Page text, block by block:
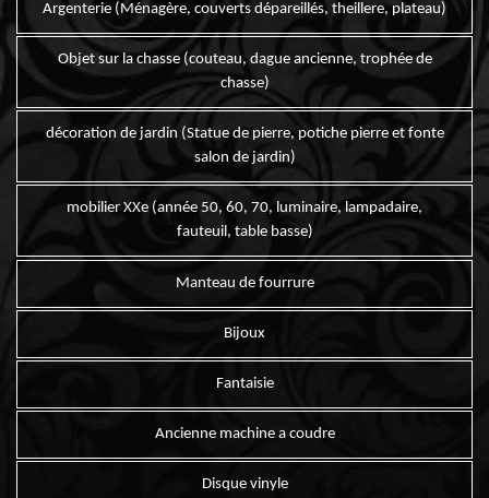
Argenterie (Ménagère, couverts dépareillés, theillere, plateau)
Objet sur la chasse (couteau, dague ancienne, trophée de
chasse)
décoration de jardin (Statue de pierre, potiche pierre et fonte
salon de jardin)
mobilier XXe (année 50, 60, 70, luminaire, lampadaire,
fauteuil, table basse)
Manteau de fourrure
Bijoux
Fantaisie
Ancienne machine a coudre
Disque vinyle